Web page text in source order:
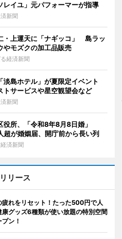
レイユ」元パフォーマーが指導
新聞
・上運天に「ナギッコ」 島ラッ
やモズクの加工品販売
経済新聞
淡島ホテル」が夏限定イベント
トサービスや星空観望会など
新聞
役所、「令和8年8月8日婚」
が婚姻届、開庁前から長い列
済新聞
リース
疲れをリセット！たった500円で人
康グッズ6種類が使い放題の特別空間
ン！